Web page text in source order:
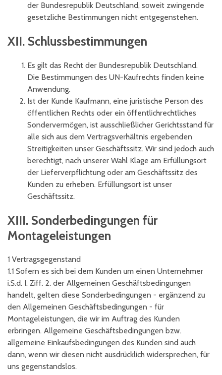
der Bundesrepublik Deutschland, soweit zwingende
gesetzliche Bestimmungen nicht entgegenstehen.
XII. Schlussbestimmungen
Es gilt das Recht der Bundesrepublik Deutschland.
Die Bestimmungen des UN-Kaufrechts finden keine
Anwendung.
Ist der Kunde Kaufmann, eine juristische Person des
öffentlichen Rechts oder ein öffentlichrechtliches
Sondervermögen, ist ausschließlicher Gerichtsstand für
alle sich aus dem Vertragsverhältnis ergebenden
Streitigkeiten unser Geschäftssitz. Wir sind jedoch auch
berechtigt, nach unserer Wahl Klage am Erfüllungsort
der Lieferverpflichtung oder am Geschäftssitz des
Kunden zu erheben. Erfüllungsort ist unser
Geschäftssitz.
XIII. Sonderbedingungen für
Montageleistungen
1 Vertragsgegenstand
1.1 Sofern es sich bei dem Kunden um einen Unternehmer
i.S.d. I. Ziff. 2. der Allgemeinen Geschäftsbedingungen
handelt, gelten diese Sonderbedingungen - ergänzend zu
den Allgemeinen Geschäftsbedingungen - für
Montageleistungen, die wir im Auftrag des Kunden
erbringen. Allgemeine Geschäftsbedingungen bzw.
allgemeine Einkaufsbedingungen des Kunden sind auch
dann, wenn wir diesen nicht ausdrücklich widersprechen, für
uns gegenstandslos.